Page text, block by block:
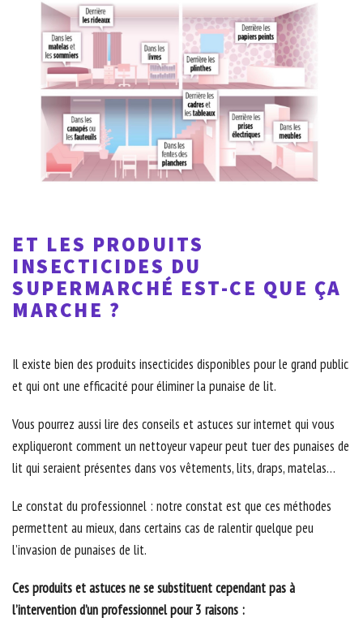
ET LES PRODUITS
INSECTICIDES DU
SUPERMARCHÉ EST-CE QUE ÇA
MARCHE ?
Il existe bien des produits insecticides disponibles pour le grand public
et qui ont une efficacité pour éliminer la punaise de lit.
Vous pourrez aussi lire des conseils et astuces sur internet qui vous
expliqueront comment un nettoyeur vapeur peut tuer des punaises de
lit qui seraient présentes dans vos vêtements, lits, draps, matelas…
Le constat du professionnel : notre constat est que ces méthodes
permettent au mieux, dans certains cas de ralentir quelque peu
l’invasion de punaises de lit.
Ces produits et astuces ne se substituent cependant pas à
l’intervention d’un professionnel pour 3 raisons :